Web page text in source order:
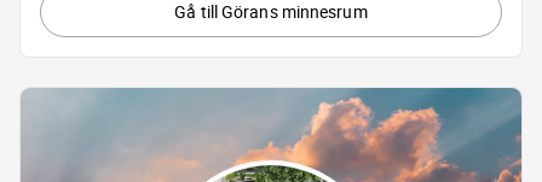
Gå till Görans minnesrum